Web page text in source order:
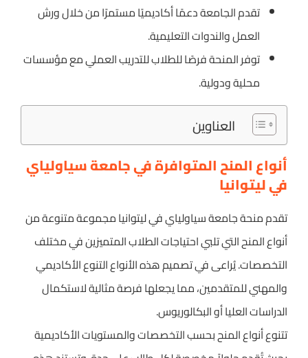
تقدم الجامعة دعمًا أكاديميًا مستمرًا من خلال ورش
العمل والندوات التعليمية.
توفر المنحة فرصًا للطلاب للتدريب العملي مع مؤسسات
محلية ودولية.
العناوين
أنواع المنح المتوافرة في جامعة سياولياي
في ليتوانيا
تقدم منحة جامعة سياولياي في ليتوانيا مجموعة متنوعة من
أنواع المنح التي تلبي احتياجات الطلاب المتميزين في مختلف
التخصصات. يُراعى في تصميم هذه الأنواع التنوع الأكاديمي
والمهني للمتقدمين، مما يجعلها فرصة مثالية لاستكمال
الدراسات العليا أو البكالوريوس.
تتنوع أنواع المنح بحسب التخصصات والمستويات الأكاديمية